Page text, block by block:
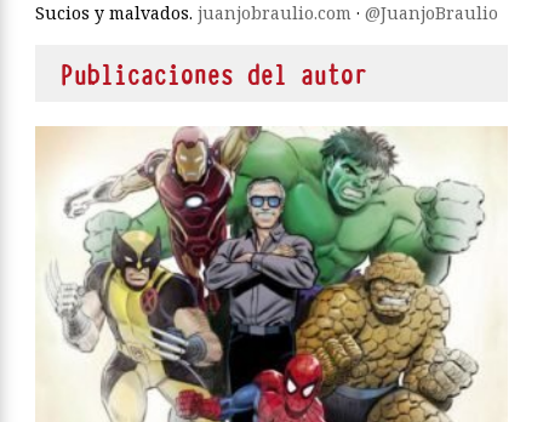
Sucios y malvados. juanjobraulio.com · @JuanjoBraulio
Publicaciones del autor